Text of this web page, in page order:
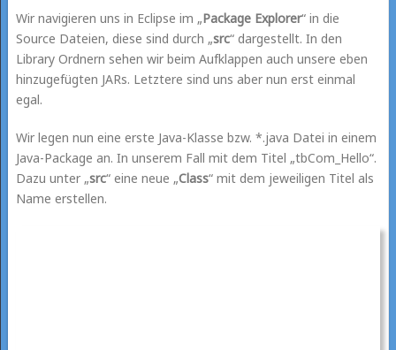
Wir navigieren uns in Eclipse im „Package Explorer“ in die
Source Dateien, diese sind durch „src“ dargestellt. In den
Library Ordnern sehen wir beim Aufklappen auch unsere eben
hinzugefügten JARs. Letztere sind uns aber nun erst einmal
egal.
Wir legen nun eine erste Java-Klasse bzw. *.java Datei in einem
Java-Package an. In unserem Fall mit dem Titel „tbCom_Hello“.
Dazu unter „src“ eine neue „Class“ mit dem jeweiligen Titel als
Name erstellen.